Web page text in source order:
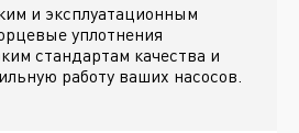
и эксплуатационным
уплотнения
стандартам качества и
работу ваших насосов.